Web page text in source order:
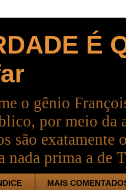
É
o gênio
por meio da
são exatamente
nada prima a de
MAIS